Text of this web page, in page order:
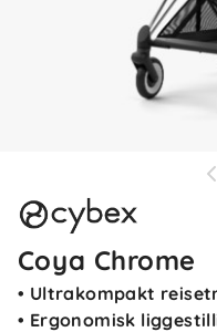
Coya Chrome
• Ultrakompakt
• Ergonomisk